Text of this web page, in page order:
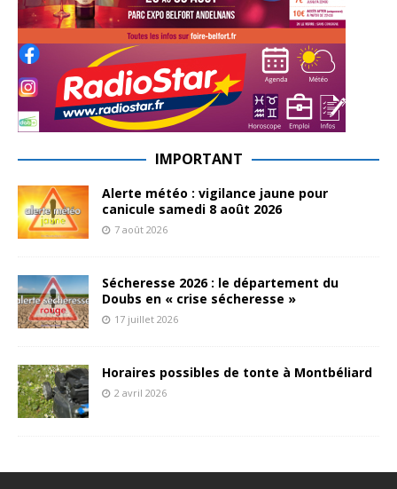
IMPORTANT
Alerte météo : vigilance jaune pour
canicule samedi 8 août 2026
7 août 2026
Sécheresse 2026 : le département du
Doubs en « crise sécheresse »
17 juillet 2026
Horaires possibles de tonte à Montbéliard
2 avril 2026